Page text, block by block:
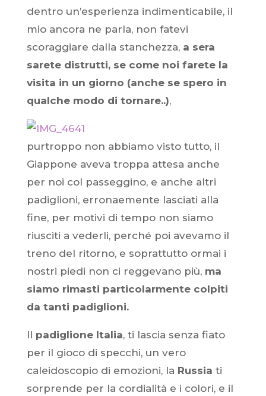
dentro un’esperienza indimenticabile, il
mio ancora ne parla, non fatevi
scoraggiare dalla stanchezza,a sera
sarete distrutti, se come noi farete la
visita in un giorno (anche se spero in
qualche modo di tornare..),
purtroppo non abbiamo visto tutto, il
Giappone aveva troppa attesa anche
per noi col passeggino, e anche altri
padiglioni, erronaemente lasciati alla
fine, per motivi di tempo non siamo
riusciti a vederli, perché poi avevamo il
treno del ritorno, e soprattutto ormai i
nostri piedi non ci reggevano più, ma
siamo rimasti particolarmente colpiti
da tanti padiglioni.
Il padiglione Italia, ti lascia senza fiato
per il gioco di specchi, un vero
caleidoscopio di emozioni, la Russia ti
sorprende per la cordialità e i colori, e il